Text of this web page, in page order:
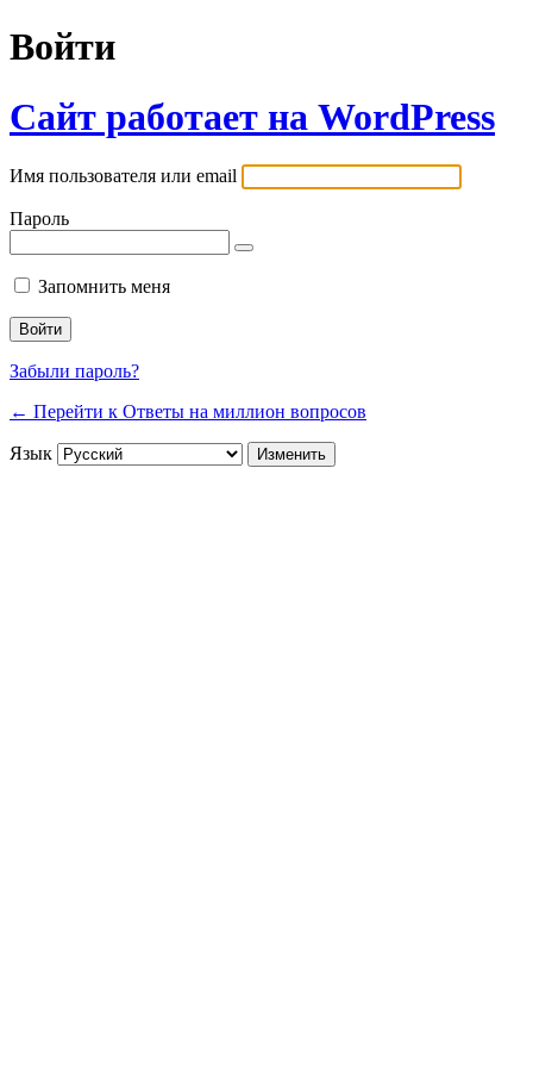
Войти
Сайт работает на WordPress
Имя пользователя или email
Пароль
Запомнить меня
Забыли пароль?
← Перейти к Ответы на миллион вопросов
Язык